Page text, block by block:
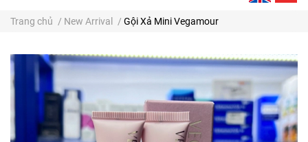
Trang chủ / New Arrival / Gội Xả Mini Vegamour